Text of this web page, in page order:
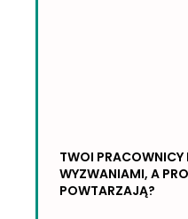
TWOI
WYZWANIAMI, A
POWTARZAJĄ?